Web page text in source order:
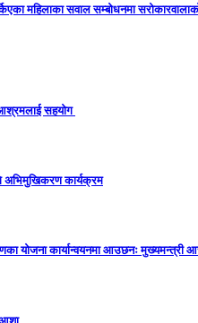
महिलाका सवाल सम्बोधनमा
आश्रमलाई सहयाेग
अभिमुखिकरण कार्यक्रम
योजना कार्यान्वयनमा आउछनः मुख्यमन्त्री